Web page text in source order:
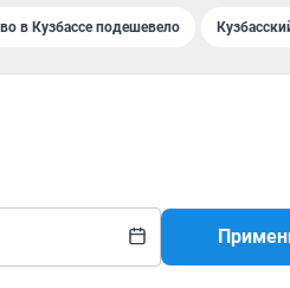
в Кузбассе подешевело